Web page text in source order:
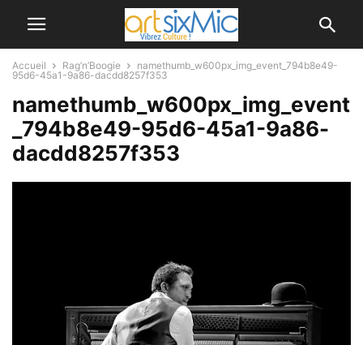
Accueil Rag’n’Boogie
namethumb_w600px_img_event_794b8e49-
95d6-45a1-9a86-dacdd8257f353
namethumb_w600px_img_event
_794b8e49-95d6-45a1-9a86-
dacdd8257f353